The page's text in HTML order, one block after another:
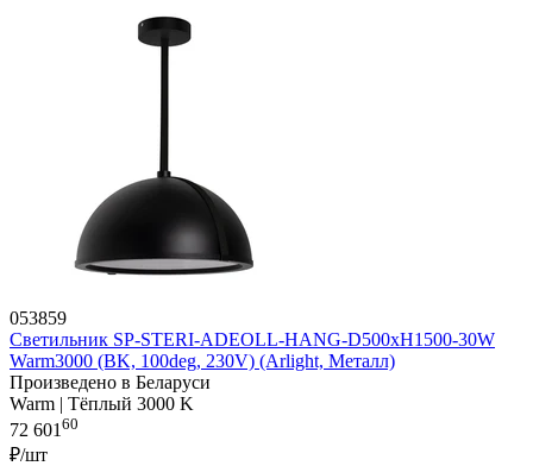
053859
Светильник SP-STERI-ADEOLL-HANG-D500xH1500-30W
Warm3000 (BK, 100deg, 230V) (Arlight, Металл)
Произведено в Беларуси
Warm | Тёплый 3000 K
72 601 60
₽/шт